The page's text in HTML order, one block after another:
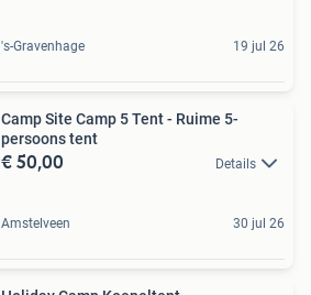
's-Gravenhage 19 jul 26
Camp Site Camp 5 Tent - Ruime 5-
persoons tent
€ 50,00 Details
Amstelveen 30 jul 26